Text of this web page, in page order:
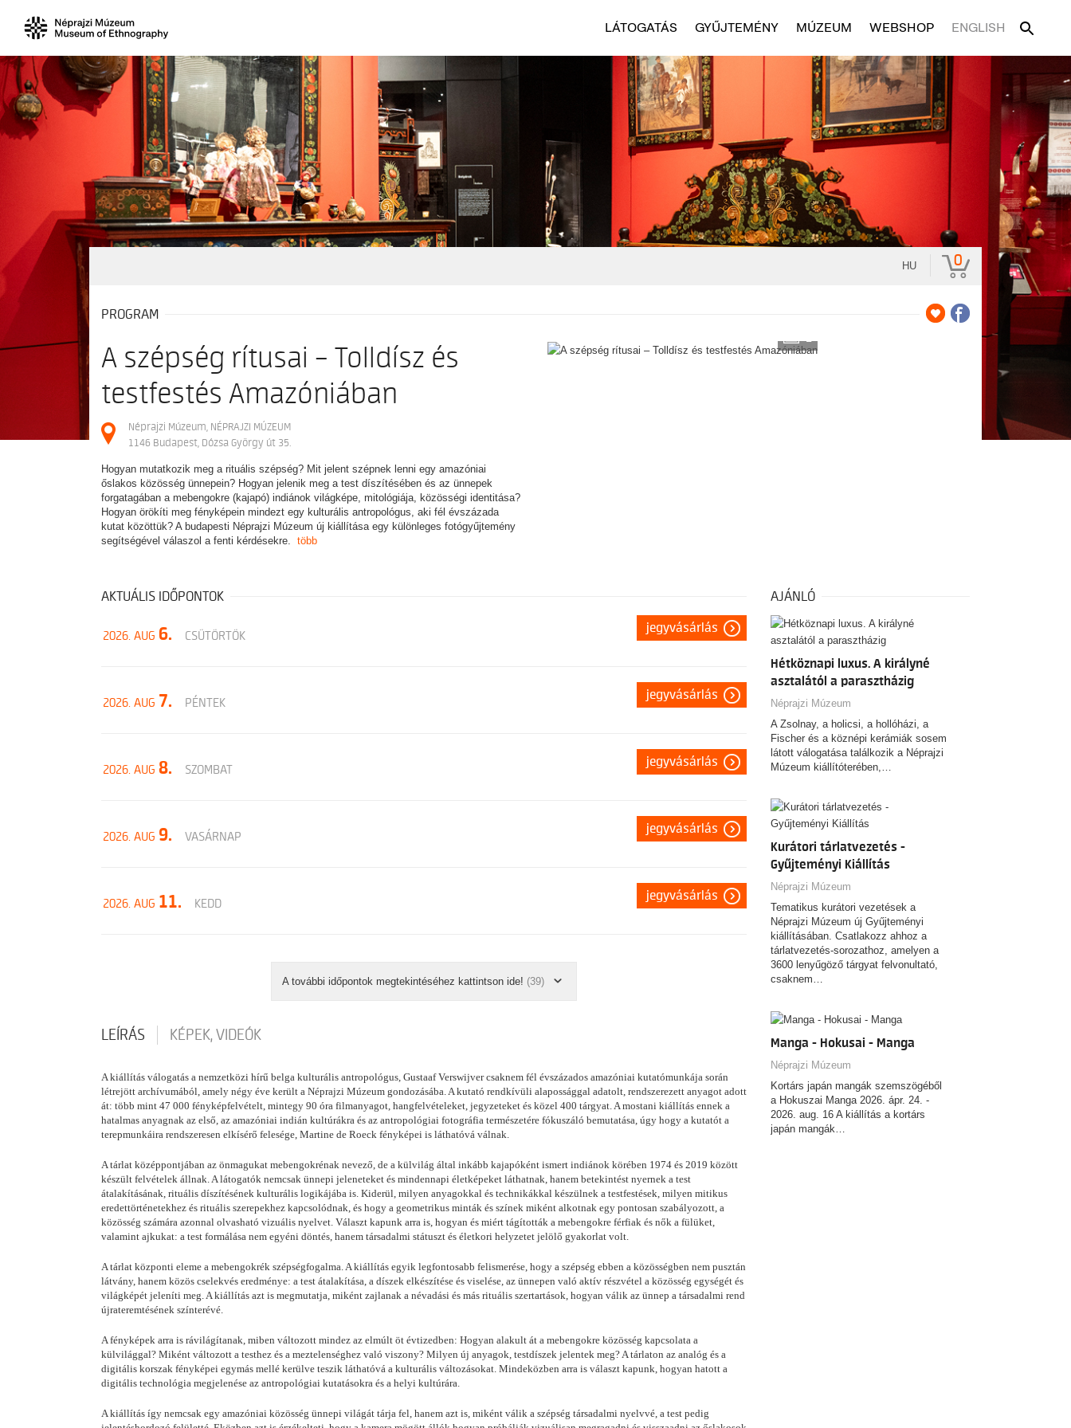
LÁTOGATÁS GYŰJTEMÉNY MÚZEUM WEBSHOP ENGLISH
HU 0
PROGRAM
2
A szépség rítusai – Tolldísz és
testfestés Amazóniában
Néprajzi Múzeum, NÉPRAJZI MÚZEUM
1146 Budapest, Dózsa György út 35.
Hogyan mutatkozik meg a rituális szépség? Mit jelent szépnek lenni egy amazóniai
őslakos közösség ünnepein? Hogyan jelenik meg a test díszítésében és az ünnepek
forgatagában a mebengokre (kajapó) indiánok világképe, mitológiája, közösségi identitása?
Hogyan örökíti meg fényképein mindezt egy kulturális antropológus, aki fél évszázada
kutat közöttük? A budapesti Néprajzi Múzeum új kiállítása egy különleges fotógyűjtemény
segítségével válaszol a fenti kérdésekre. több
AKTUÁLIS IDŐPONTOK
2026. AUG 6. CSÜTÖRTÖK
jegyvásárlás
2026. AUG 7. PÉNTEK
jegyvásárlás
2026. AUG 8. SZOMBAT
jegyvásárlás
2026. AUG 9. VASÁRNAP
jegyvásárlás
2026. AUG 11. KEDD
jegyvásárlás
A további időpontok megtekintéséhez kattintson ide! (39)
LEÍRÁS KÉPEK, VIDEÓK
A kiállítás válogatás a nemzetközi hírű belga kulturális antropológus, Gustaaf Verswijver csaknem fél évszázados amazóniai kutatómunkája során
létrejött archívumából, amely négy éve került a Néprajzi Múzeum gondozásába. A kutató rendkívüli alapossággal adatolt, rendszerezett anyagot adott
át: több mint 47 000 fényképfelvételt, mintegy 90 óra filmanyagot, hangfelvételeket, jegyzeteket és közel 400 tárgyat. A mostani kiállítás ennek a
hatalmas anyagnak az első, az amazóniai indián kultúrákra és az antropológiai fotográfia természetére fókuszáló bemutatása, úgy hogy a kutatót a
terepmunkáira rendszeresen elkísérő felesége, Martine de Roeck fényképei is láthatóvá válnak.
A tárlat középpontjában az önmagukat mebengokrénak nevező, de a külvilág által inkább kajapóként ismert indiánok körében 1974 és 2019 között
készült felvételek állnak. A látogatók nemcsak ünnepi jeleneteket és mindennapi életképeket láthatnak, hanem betekintést nyernek a test
átalakításának, rituális díszítésének kulturális logikájába is. Kiderül, milyen anyagokkal és technikákkal készülnek a testfestések, milyen mitikus
eredettörténetekhez és rituális szerepekhez kapcsolódnak, és hogy a geometrikus minták és színek miként alkotnak egy pontosan szabályozott, a
közösség számára azonnal olvasható vizuális nyelvet. Választ kapunk arra is, hogyan és miért tágították a mebengokre férfiak és nők a fülüket,
valamint ajkukat: a test formálása nem egyéni döntés, hanem társadalmi státuszt és életkori helyzetet jelölő gyakorlat volt.
A tárlat központi eleme a mebengokrék szépségfogalma. A kiállítás egyik legfontosabb felismerése, hogy a szépség ebben a közösségben nem pusztán
látvány, hanem közös cselekvés eredménye: a test átalakítása, a díszek elkészítése és viselése, az ünnepen való aktív részvétel a közösség egységét és
világképét jeleníti meg. A kiállítás azt is megmutatja, miként zajlanak a névadási és más rituális szertartások, hogyan válik az ünnep a társadalmi rend
újrateremtésének színterévé.
A fényképek arra is rávilágítanak, miben változott mindez az elmúlt öt évtizedben: Hogyan alakult át a mebengokre közösség kapcsolata a
külvilággal? Miként változott a testhez és a meztelenséghez való viszony? Milyen új anyagok, testdíszek jelentek meg? A tárlaton az analóg és a
digitális korszak fényképei egymás mellé kerülve teszik láthatóvá a kulturális változásokat. Mindeközben arra is választ kapunk, hogyan hatott a
digitális technológia megjelenése az antropológiai kutatásokra és a helyi kultúrára.
A kiállítás így nemcsak egy amazóniai közösség ünnepi világát tárja fel, hanem azt is, miként válik a szépség társadalmi nyelvvé, a test pedig
AJÁNLÓ
Hétköznapi luxus. A királyné
asztalától a parasztházig
Néprajzi Múzeum
A Zsolnay, a holicsi, a hollóházi, a
Fischer és a köznépi kerámiák sosem
látott válogatása találkozik a Néprajzi
Múzeum kiállítóterében,…
Kurátori tárlatvezetés -
Gyűjteményi Kiállítás
Néprajzi Múzeum
Tematikus kurátori vezetések a
Néprajzi Múzeum új Gyűjteményi
kiállításában. Csatlakozz ahhoz a
tárlatvezetés-sorozathoz, amelyen a
3600 lenyűgöző tárgyat felvonultató,
csaknem…
Manga - Hokusai - Manga
Néprajzi Múzeum
Kortárs japán mangák szemszögéből
a Hokuszai Manga 2026. ápr. 24. -
2026. aug. 16 A kiállítás a kortárs
japán mangák…